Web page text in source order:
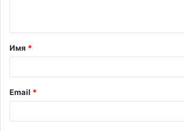
Имя *
Email *